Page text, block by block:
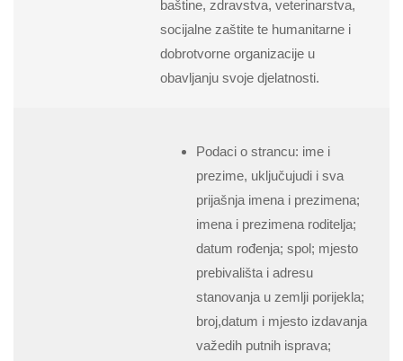
baštine, zdravstva, veterinarstva,
socijalne zaštite te humanitarne i
dobrotvorne organizacije u
obavljanju svoje djelatnosti.
Podaci o strancu: ime i
prezime, uključujudi i sva
prijašnja imena i prezimena;
imena i prezimena roditelja;
datum rođenja; spol; mjesto
prebivališta i adresu
stanovanja u zemlji porijekla;
broj,datum i mjesto izdavanja
važedih putnih isprava;